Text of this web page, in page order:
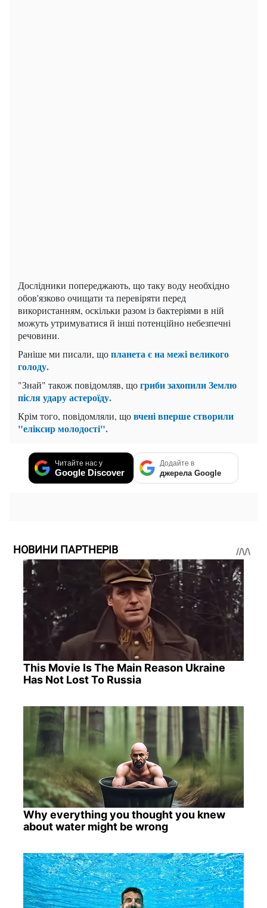
Дослідники попереджають, що таку воду необхідно
обов'язково очищати та перевіряти перед
використанням, оскільки разом із бактеріями в ній
можуть утримуватися й інші потенційно небезпечні
речовини.
Раніше ми писали, щопланета є на межі великого
голоду.
"Знай" також повідомляв, щогриби захопили Землю
після удару астероїду.
Крім того, повідомляли, щовчені вперше створили
"еліксир молодості".
Читайте нас у
Google Discover
Додайте в
джерела Google
НОВИНИ ПАРТНЕРІВ
This Movie Is The Main Reason Ukraine
Has Not Lost To Russia
Why everything you thought you knew
about water might be wrong